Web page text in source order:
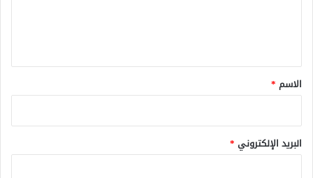
*
الاسم *
البريد الإلكتروني *